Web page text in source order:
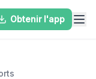
Obtenir l'app